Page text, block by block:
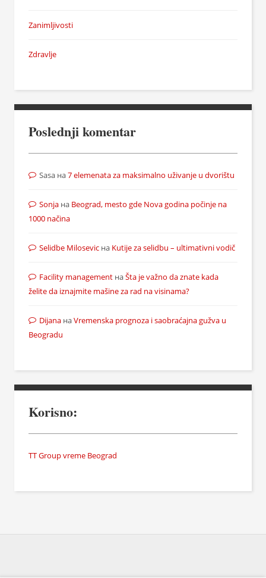
Zanimljivosti
Zdravlje
Poslednji komentar
Sasa на7 elemenata za maksimalno uživanje u dvorištu
Sonja на Beograd, mesto gde Nova godina počinje na
1000 načina
Selidbe Milosevic на Kutije za selidbu – ultimativni vodič
Facility management наŠta je važno da znate kada
želite da iznajmite mašine za rad na visinama?
Dijana наVremenska prognoza i saobraćajna gužva u
Beogradu
Korisno:
TT Group vreme Beograd